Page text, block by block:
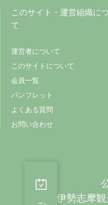
このサイト・運営組織に
て
運営者について
このサイトについて
会員一覧
パンフレット
よくある質問
お問い合わせ
伊勢志摩